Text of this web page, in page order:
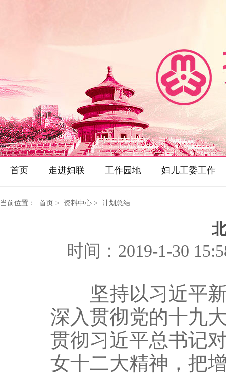
首页 走进妇联 工作园地 妇儿工委工作
当前位置： 首页 > 资料中心 > 计划总结
时间：2019-1-30
坚持以习近平新
深入贯彻党的十九
贯彻习近平总书记
女十二大精神，把